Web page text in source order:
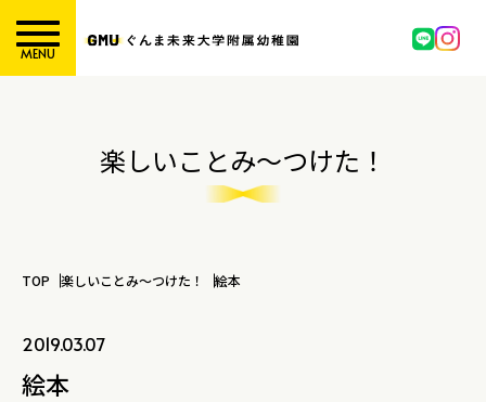
MENU
楽しいことみ～つけた！
TOP 楽しいことみ～つけた！ 絵本
2019.03.07
絵本